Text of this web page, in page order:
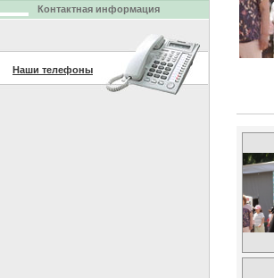
Контактная информация
Наши телефоны